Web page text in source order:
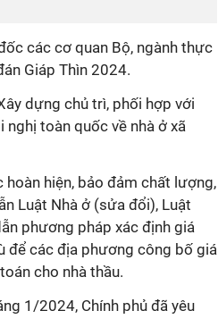
các cơ quan Bộ, ngành thực
Giáp Thìn 2024.
dựng chủ trì, phối hợp với
toàn quốc về nhà ở xã
hiện, bảo đảm chất lượng,
Luật Nhà ở (sửa đổi), Luật
phương pháp xác định giá
để các địa phương công bố giá
cho nhà thầu.
1/2024, Chính phủ đã yêu